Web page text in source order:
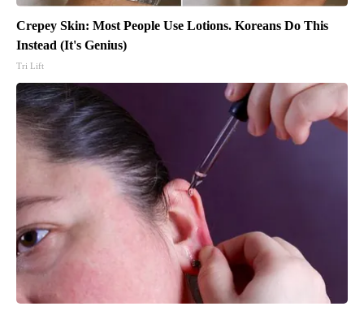
Crepey Skin: Most People Use Lotions. Koreans Do This
Instead (It's Genius)
Tri Lift